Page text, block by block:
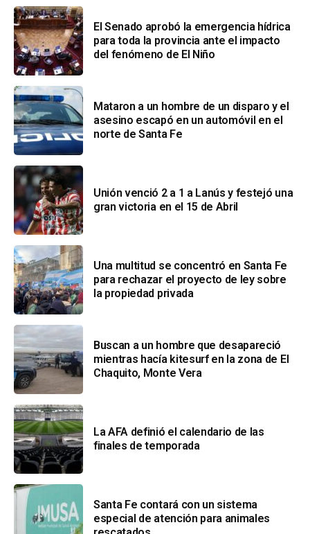
El Senado aprobó la emergencia hídrica
para toda la provincia ante el impacto
del fenómeno de El Niño
Mataron a un hombre de un disparo y el
asesino escapó en un automóvil en el
norte de Santa Fe
Unión venció 2 a 1 a Lanús y festejó una
gran victoria en el 15 de Abril
Una multitud se concentró en Santa Fe
para rechazar el proyecto de ley sobre
la propiedad privada
Buscan a un hombre que desapareció
mientras hacía kitesurf en la zona de El
Chaquito, Monte Vera
La AFA definió el calendario de las
finales de temporada
Santa Fe contará con un sistema
especial de atención para animales